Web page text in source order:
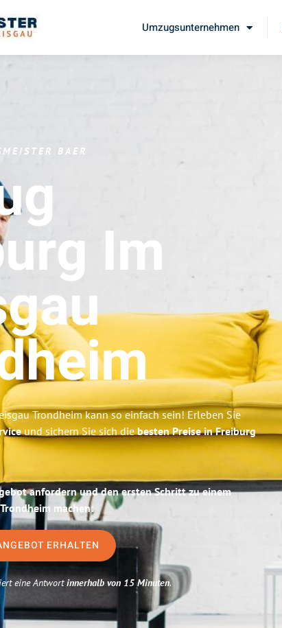
Umzugsunternehmen
BAER
Im
Trondheim kann so einfach sein! Erleben Sie
und sichern Sie sich diebesten Preise in Freiburg
anfordern und den ersten Schritt zu einem
machen:
ERHALTEN
eine Antwortinnerhalb von 15 Minuten.